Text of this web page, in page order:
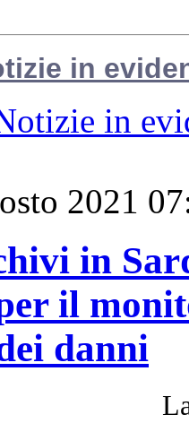
in
in
2021
in
il
danni